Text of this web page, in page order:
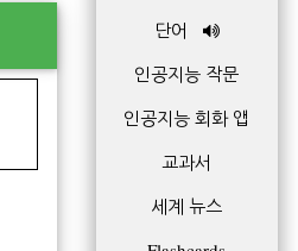
단어
인공지능 작문
인공지능 회화 앱
교과서
세계 뉴스